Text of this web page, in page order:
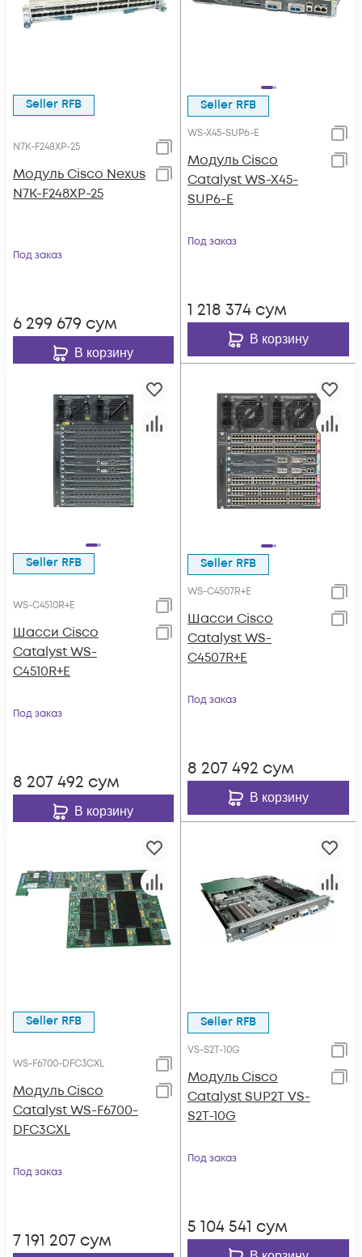
Seller RFB
N7K-F248XP-25
Модуль Cisco Nexus
N7K-F248XP-25
Под заказ
6 299 679 сум
В корзину
Seller RFB
WS-X45-SUP6-E
Модуль Cisco
Catalyst WS-X45-
SUP6-E
Под заказ
1 218 374 сум
В корзину
Seller RFB
WS-C4510R+E
Шасси Cisco
Catalyst WS-
C4510R+E
Под заказ
8 207 492 сум
В корзину
Seller RFB
WS-C4507R+E
Шасси Cisco
Catalyst WS-
C4507R+E
Под заказ
8 207 492 сум
В корзину
Seller RFB
WS-F6700-DFC3CXL
Модуль Cisco
Catalyst WS-F6700-
DFC3CXL
Под заказ
7 191 207 сум
Seller RFB
VS-S2T-10G
Модуль Cisco
Catalyst SUP2T VS-
S2T-10G
Под заказ
5 104 541 сум